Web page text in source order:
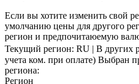
Если вы хотите изменить свой
умолчанию цены для другого
регион и предпочитаюемую
Текущий регион: RU | В других
учета ком. при оплате) Выбран
региона:
Регион